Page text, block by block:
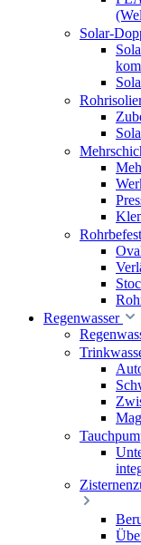
Solar-
Regenwasser